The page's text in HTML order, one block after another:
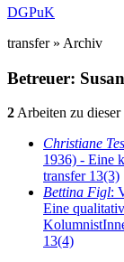
DGPuK
transfer » Archiv
Betreuer:
2Arbeiten zu
Christiane
1936) - Eine
transfer 13(3)
Bettina Figl:
Eine
13(4)